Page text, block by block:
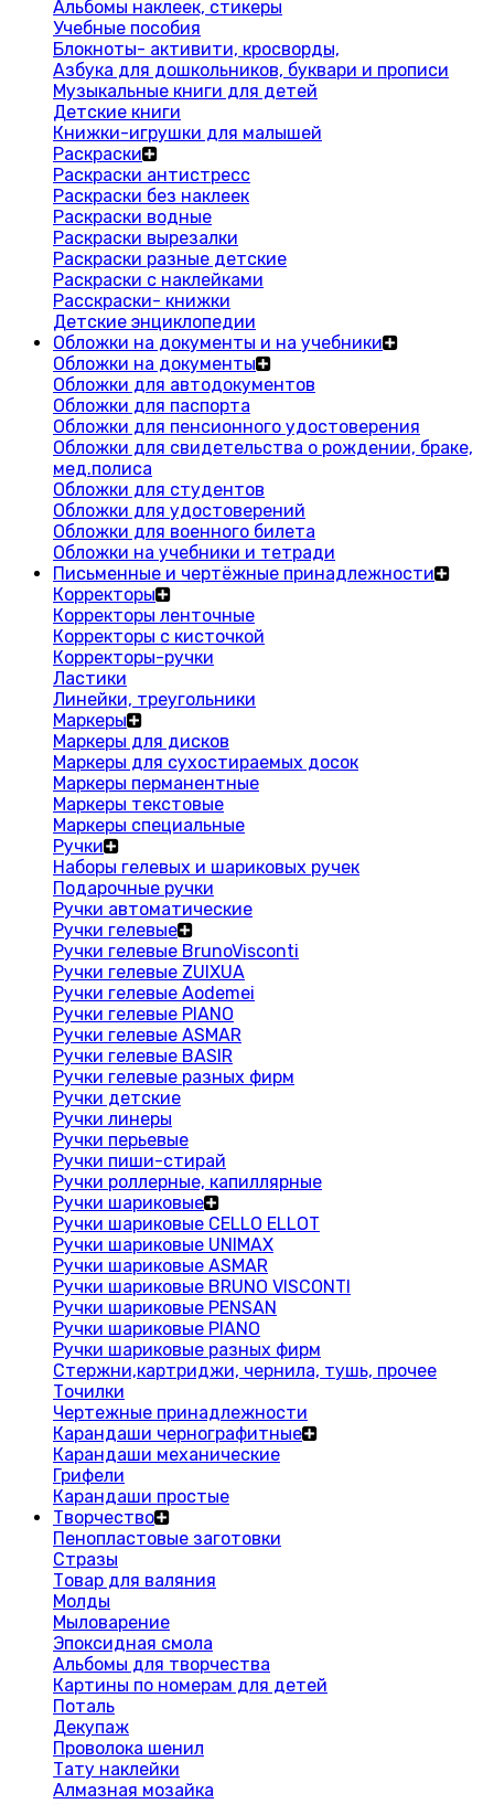
Альбомы наклеек, стикеры
Учебные пособия
Блокноты- активити, кросворды,
Азбука для дошкольников, буквари и прописи
Музыкальные книги для детей
Детские книги
Книжки-игрушки для малышей
Раскраски
Раскраски антистресс
Раскраски без наклеек
Раскраски водные
Раскраски вырезалки
Раскраски разные детские
Раскраски с наклейками
Расскраски- книжки
Детские энциклопедии
Обложки на документы и на учебники
Обложки на документы
Обложки для автодокументов
Обложки для паспорта
Обложки для пенсионного удостоверения
Обложки для свидетельства о рождении, браке,
мед.полиса
Обложки для студентов
Обложки для удостоверений
Обложки для военного билета
Обложки на учебники и тетради
Письменные и чертёжные принадлежности
Корректоры
Корректоры ленточные
Корректоры с кисточкой
Корректоры-ручки
Ластики
Линейки, треугольники
Маркеры
Маркеры для дисков
Маркеры для сухостираемых досок
Маркеры перманентные
Маркеры текстовые
Маркеры специальные
Ручки
Наборы гелевых и шариковых ручек
Подарочные ручки
Ручки автоматические
Ручки гелевые
Ручки гелевые BrunoVisconti
Ручки гелевые ZUIXUA
Ручки гелевые Aodemei
Ручки гелевые PIANO
Ручки гелевые ASMAR
Ручки гелевые BASIR
Ручки гелевые разных фирм
Ручки детские
Ручки линеры
Ручки перьевые
Ручки пиши-стирай
Ручки роллерные, капиллярные
Ручки шариковые
Ручки шариковые CELLO ELLOT
Ручки шариковые UNIMAX
Ручки шариковые ASMAR
Ручки шариковые BRUNO VISCONTI
Ручки шариковые PENSAN
Ручки шариковые PIANO
Ручки шариковые разных фирм
Стержни,картриджи, чернила, тушь, прочее
Точилки
Чертежные принадлежности
Карандаши чернографитные
Карандаши механические
Грифели
Карандаши простые
Творчество
Пенопластовые заготовки
Стразы
Товар для валяния
Молды
Мыловарение
Эпоксидная смола
Альбомы для творчества
Картины по номерам для детей
Поталь
Декупаж
Проволока шенил
Тату наклейки
Алмазная мозайка